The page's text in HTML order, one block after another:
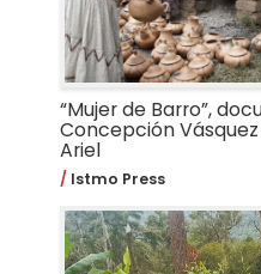
“Mujer de Barro”,
Concepción
Ariel
Istmo Press